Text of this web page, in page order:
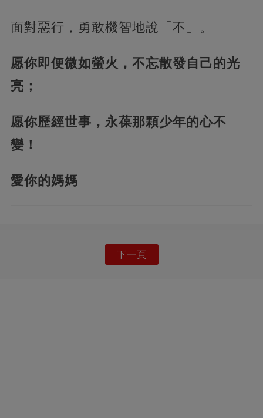
面對惡行，勇敢機智地說「不」。
愿你即便微如螢火，不忘散發自己的光
亮；
愿你歷經世事，永葆那顆少年的心不
變！
愛你的媽媽
下一頁